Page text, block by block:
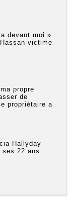
devant moi »
victime
propre
de
propriétaire a
Hallyday
22 ans :